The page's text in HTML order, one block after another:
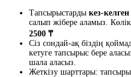
Тапсырыстарды кез-
салып жібере аламыз.
2500 ₸
Сіз сондай-ақ біздің
кетуге тапсырыс бере
шала аласыз.
Жеткізу шарттары: